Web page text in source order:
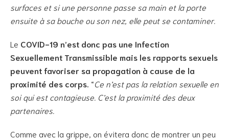
surfaces et si une personne passe sa main et la porte
ensuite à sa bouche ou son nez, elle peut se contaminer.
Le COVID-19 n’est donc pas une Infection
Sexuellement Transmissible mais les rapports sexuels
peuvent favoriser sa propagation à cause de la
proximité des corps. “Ce n’est pas la relation sexuelle en
soi qui est contagieuse. C’est la proximité des deux
partenaires.
Comme avec la grippe, on évitera donc de montrer un peu